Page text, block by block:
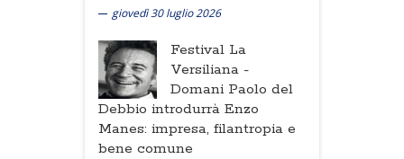
giovedì 30 luglio 2026
Festival La
Versiliana -
Domani Paolo del
Debbio introdurrà Enzo
Manes: impresa, filantropia e
bene comune